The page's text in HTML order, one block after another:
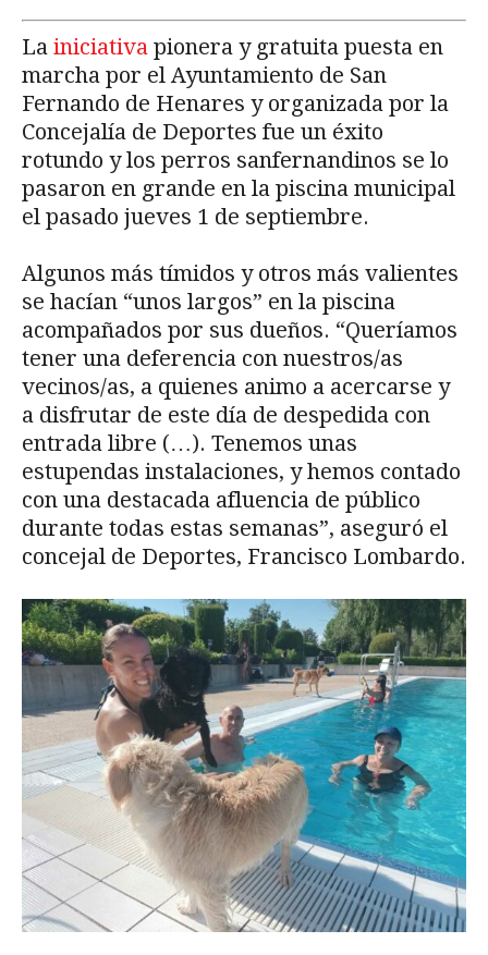
La iniciativa pionera y gratuita puesta en
marcha por el Ayuntamiento de San
Fernando de Henares y organizada por la
Concejalía de Deportes fue un éxito
rotundo y los perros sanfernandinos se lo
pasaron en grande en la piscina municipal
el pasado jueves 1 de septiembre.
Algunos más tímidos y otros más valientes
se hacían “unos largos” en la piscina
acompañados por sus dueños. “Queríamos
tener una deferencia con nuestros/as
vecinos/as, a quienes animo a acercarse y
a disfrutar de este día de despedida con
entrada libre (…). Tenemos unas
estupendas instalaciones, y hemos contado
con una destacada afluencia de público
durante todas estas semanas”, aseguró el
concejal de Deportes, Francisco Lombardo.